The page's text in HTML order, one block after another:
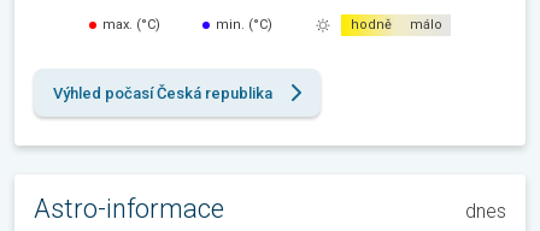
max. (°C) min. (°C) hodně málo
Výhled počasí Česká republika
Astro-informace dnes